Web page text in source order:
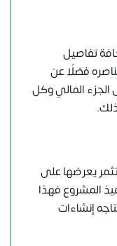
تفاصيل
فضلًا عن
الجزء المالي وكل
يعرضها على
المشروع فهذا
إنشاءات